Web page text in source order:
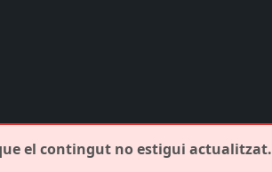
el contingut no estigui actualitzat.